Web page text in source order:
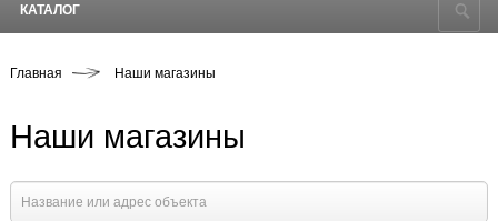
КАТАЛОГ
Главная Наши магазины
Наши магазины